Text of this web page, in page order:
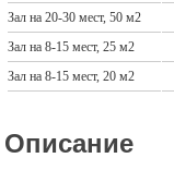
Зал на 20-30 мест, 50 м2
Зал на 8-15 мест, 25 м2
Зал на 8-15 мест, 20 м2
Описание